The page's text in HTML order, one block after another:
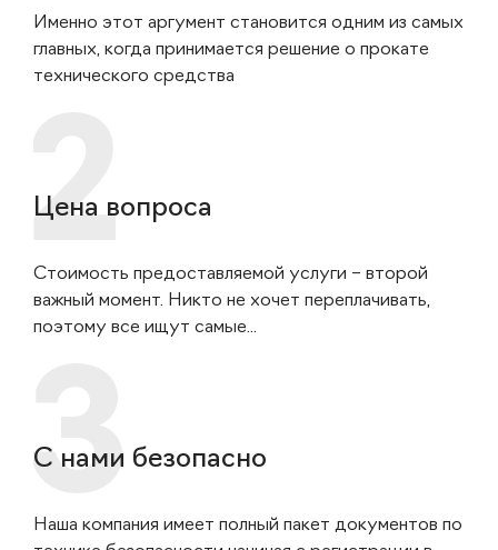
Именно этот аргумент становится одним из самых
главных, когда принимается решение о прокате
технического средства
Цена вопроса
Стоимость предоставляемой услуги – второй
важный момент. Никто не хочет переплачивать,
поэтому все ищут самые...
С нами безопасно
Наша компания имеет полный пакет документов по